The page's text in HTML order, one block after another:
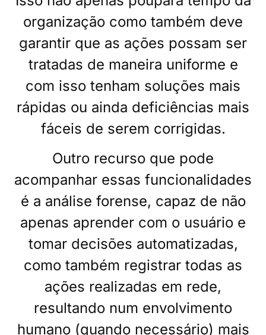
organização como também deve
garantir que as ações possam ser
tratadas de maneira uniforme e
com isso tenham soluções mais
rápidas ou ainda deficiências mais
fáceis de serem corrigidas.
Outro recurso que pode
acompanhar essas funcionalidades
é a análise forense, capaz de não
apenas aprender com o usuário e
tomar decisões automatizadas,
como também registrar todas as
ações realizadas em rede,
resultando num envolvimento
humano (quando necessário) mais